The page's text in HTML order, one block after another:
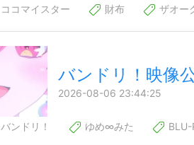
ココマイスター 財布 ザオー
バンドリ！映像
2026-08-06 23:44:25
バンドリ！ ゆめ∞みた BLU-